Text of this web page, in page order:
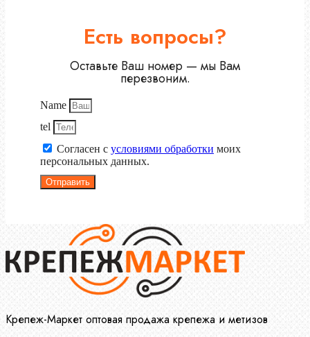
Есть вопросы?
Оставьте Ваш номер — мы Вам
перезвоним.
Name
tel
Согласен с условиями обработки моих
персональных данных.
Отправить
Крепеж-Маркет оптовая продажа крепежа и метизов